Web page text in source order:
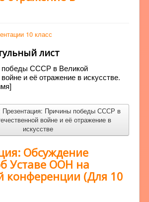
10 класс
лист
СССР в Великой
и её отражение в искусстве.
Презентация: Причины победы СССР в
войне и её отражение в
искусстве
Обсуждение
Уставе ООН на
конференции (Для 10